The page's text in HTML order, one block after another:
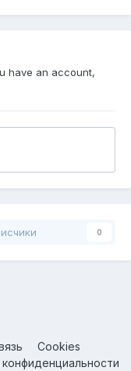
have an account,
0
Cookies